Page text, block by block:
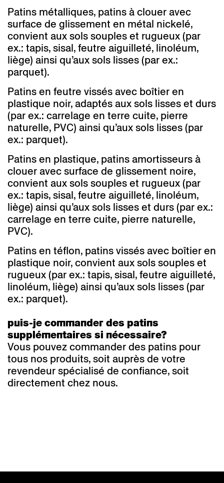
Patins métalliques, patins à clouer avec
surface de glissement en métal nickelé,
convient aux sols souples et rugueux (par
ex.: tapis, sisal, feutre aiguilleté, linoléum,
liège) ainsi qu’aux sols lisses (par ex.:
parquet).
Patins en feutre vissés avec boîtier en
plastique noir, adaptés aux sols lisses et durs
(par ex.: carrelage en terre cuite, pierre
naturelle, PVC) ainsi qu’aux sols lisses (par
ex.: parquet).
Patins en plastique, patins amortisseurs à
clouer avec surface de glissement noire,
convient aux sols souples et rugueux (par
ex.: tapis, sisal, feutre aiguilleté, linoléum,
liège) ainsi qu’aux sols lisses et durs (par ex.:
carrelage en terre cuite, pierre naturelle,
PVC).
Patins en téflon, patins vissés avec boîtier en
plastique noir, convient aux sols souples et
rugueux (par ex.: tapis, sisal, feutre aiguilleté,
linoléum, liège) ainsi qu’aux sols lisses (par
ex.: parquet).
puis-je commander des patins
supplémentaires si nécessaire?
Vous pouvez commander des patins pour
tous nos produits, soit auprès de votre
revendeur spécialisé de confiance, soit
directement chez nous.